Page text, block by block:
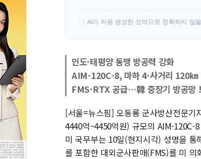
! AI가 자동 생성한 요약으로 정확하지 않
인도·태평양 동맹 방공력 강화
AIM-120C-8, 마하 4·사거리 120㎞
FMS·RTX 공급…韓 중장기 방공망
[서울=뉴스핌] 오동룡 군사방산전문기
4440억~4450억원) 규모의 AIM-120C-
미 국무부는 10일(현지시각) 성명을
를 포함한 대외군사판매(FMS)를 미